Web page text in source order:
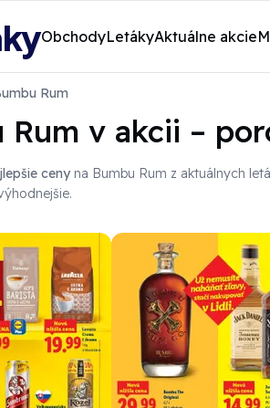
ObchodyLetákyAktuálne akcie
Rum
Rum v akcii –
ceny na Bumbu Rum z aktuálnych